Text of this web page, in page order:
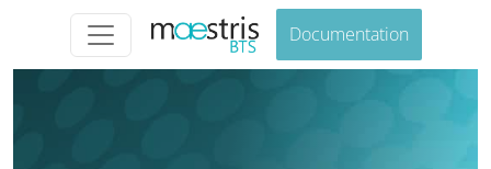
Documentation